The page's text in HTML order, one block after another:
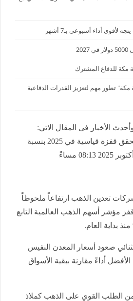
لأقوى أداء أسبوعي بـ7 أشهر
مكة للدفاع المشترك
مكة" تطور مهم لتعزيز القدرات الدفاعية
الأخبار فى المقال الاتي:
أسهم شركات الذهب تحقق قفزة قياسية في 2025 بنسبة
تعدين الذهب ارتفاعاً ملحوظاً
حيث قفز مؤشر أسهم الذهب العالمية التابع
صعود أسعار المعدن النفيس
أداءً مقارنة ببقية الأسواق
الطلب القوي على الذهب كملاذ